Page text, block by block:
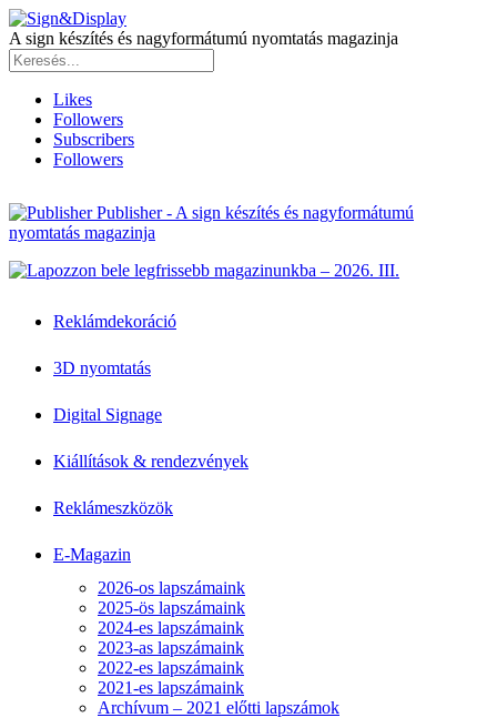
A sign készítés és nagyformátumú nyomtatás magazinja
Likes
Followers
Subscribers
Followers
Publisher - A sign készítés és nagyformátumú
nyomtatás magazinja
Reklámdekoráció
3D nyomtatás
Digital Signage
Kiállítások & rendezvények
Reklámeszközök
E-Magazin
2026-os lapszámaink
2025-ös lapszámaink
2024-es lapszámaink
2023-as lapszámaink
2022-es lapszámaink
2021-es lapszámaink
Archívum – 2021 előtti lapszámok